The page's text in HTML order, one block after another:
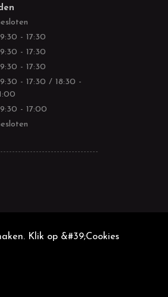
- 17:30
- 17:30
- 17:30
- 17:30 / 18:30 -
- 17:00
Klik op &#39;Cookies